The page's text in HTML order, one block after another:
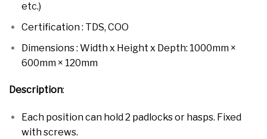
etc.)
Certification : TDS, COO
Dimensions : Width x Height x Depth: 1000mm ×
600mm × 120mm
Description:
Each position can hold 2 padlocks or hasps. Fixed
with screws.